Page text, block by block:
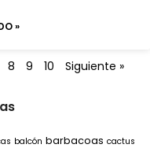
»
8 9 10 Siguiente »
balcón barbacoas cactus